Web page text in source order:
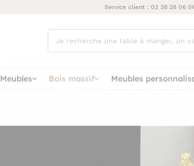
Service client : 02 38 28 06
cherchez
vous ?
Meubles Bois massif Meubles